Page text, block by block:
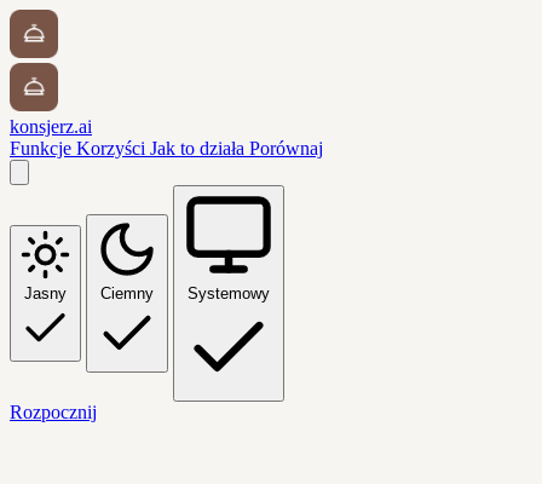
konsjerz.ai
Funkcje Korzyści Jak to działa Porównaj
Jasny Ciemny Systemowy
Rozpocznij